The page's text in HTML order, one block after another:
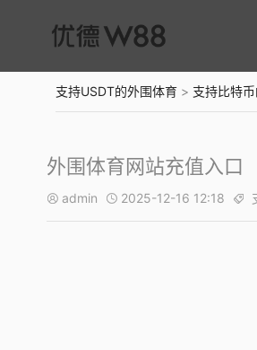
支持USDT的外围体育 > 支持比特
外围体育网站充值入口
 admin  2025-12-16 12:18 